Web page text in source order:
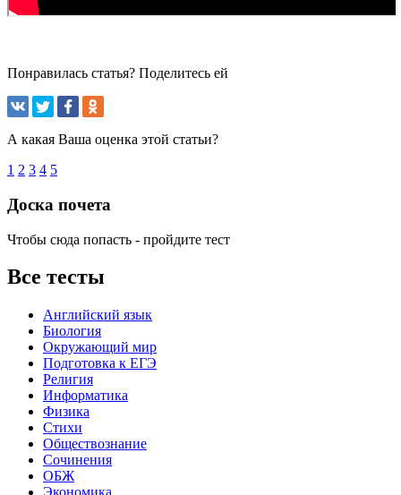
Понравилась статья? Поделитесь ей
А какая Ваша оценка этой статьи?
1 2 3 4 5
Доска почета
Чтобы сюда попасть - пройдите тест
Все тесты
Английский язык
Биология
Окружающий мир
Подготовка к ЕГЭ
Религия
Информатика
Физика
Стихи
Обществознание
Сочинения
ОБЖ